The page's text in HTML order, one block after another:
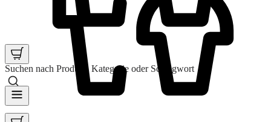
Suchen nach Produkt, Kategorie oder Schlagwort